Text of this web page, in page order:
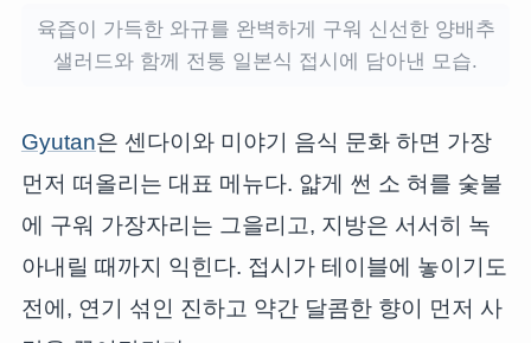
육즙이 가득한 와규를 완벽하게 구워 신선한 양배추
샐러드와 함께 전통 일본식 접시에 담아낸 모습.
Gyutan은 센다이와 미야기 음식 문화 하면 가장
먼저 떠올리는 대표 메뉴다. 얇게 썬 소 혀를 숯불
에 구워 가장자리는 그을리고, 지방은 서서히 녹
아내릴 때까지 익힌다. 접시가 테이블에 놓이기도
전에, 연기 섞인 진하고 약간 달콤한 향이 먼저 사